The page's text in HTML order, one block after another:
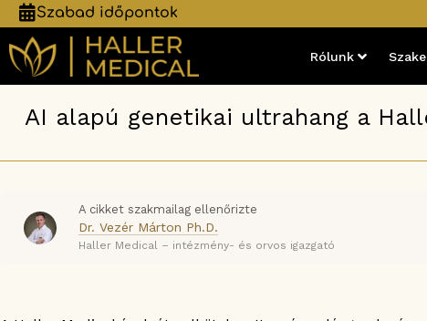
Szabad időpontok
Rólunk
AI alapú genetikai ultrahang a
A cikket szakmailag ellenőrizte
Dr. Vezér Márton Ph.D.
Haller Medical – intézmény- és orvos igazgató